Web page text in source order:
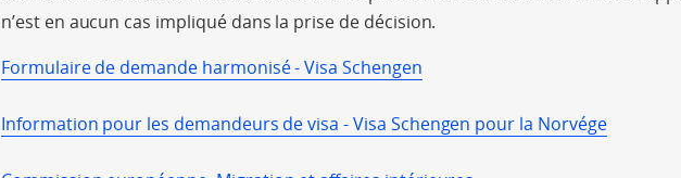
n’est en aucun cas impliqué dans la prise de décision.
Formulaire de demande harmonisé - Visa Schengen
Information pour les demandeurs de visa - Visa Schengen pour la Norvége